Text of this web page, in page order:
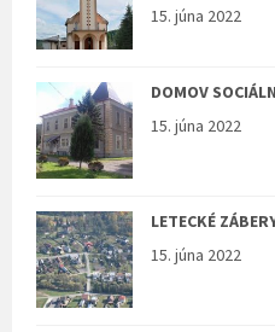
15. júna 2022
DOMOV
15. júna 2022
LETECKÉ
15. júna 2022